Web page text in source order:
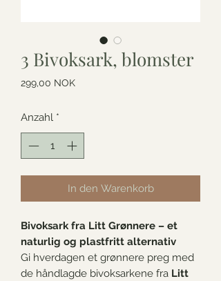
3 Bivoksark, blomster
299,00 NOKPreis
Anzahl *
In den Warenkorb
Bivoksark fra Litt Grønnere – et
naturlig og plastfritt alternativ
Gi hverdagen et grønnere preg med
de håndlagde bivoksarkene fra Litt